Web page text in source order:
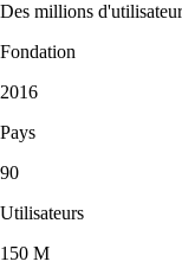
Des millions
Fondation
2016
Pays
90
Utilisateurs
150 M